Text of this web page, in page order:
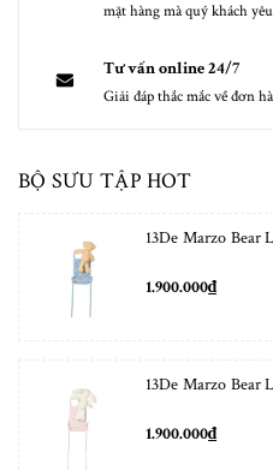
mặt hàng mà quý khách
Tư vấn online 24/7
Giải đáp thắc mắc về đơn
BỘ SƯU TẬP HOT
13De Marzo Bear
1.900.000₫
13De Marzo Bear
1.900.000₫